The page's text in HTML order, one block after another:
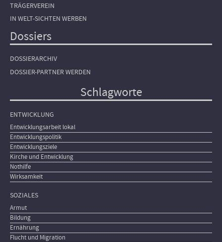
TRÄGERVEREIN
IN WELT-SICHTEN WERBEN
Dossiers
DOSSIERARCHIV
DOSSIER-PARTNER WERDEN
Schlagworte
ENTWICKLUNG
Entwicklungsarbeit lokal
Entwicklungspolitik
Entwicklungsziele
Kirche und Entwicklung
Nothilfe
Wirksamkeit
SOZIALES
Armut
Bildung
Ernährung
Flucht und Migration